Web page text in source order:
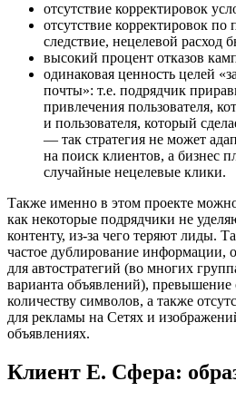
отсутствие корректировок
отсутствие корректировок по
следствие, нецелевой расход
высокий процент отказов
одинаковая ценность целей
почты»: т.е. подрядчик
привлечения пользователя,
и пользователя, который
— так стратегия не может
на поиск клиентов, а бизнес
случайные нецелевые клики.
Также именно в этом проекте
как некоторые подрядчики не
контенту, из-за чего теряют лиды.
частое дублирование информации,
для автостратегий (во многих
варианта объявлений),
количеству символов, а также
для рекламы на Сетях и
объявлениях.
Клиент Е. Сфера: